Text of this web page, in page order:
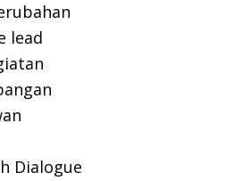
lead
Dialogue